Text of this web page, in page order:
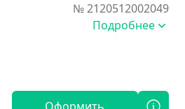
№ 2120512002049
Подробнее